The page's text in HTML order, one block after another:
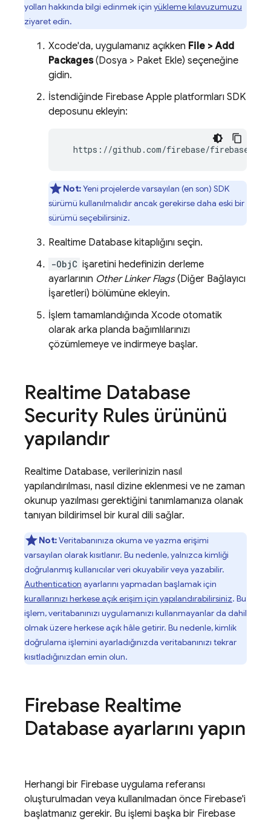
yolları hakkında bilgi edinmek için yükleme kılavuzumuzu
ziyaret edin.
Xcode'da, uygulamanız açıkken File > Add
Packages(Dosya > Paket Ekle) seçeneğine
gidin.
İstendiğinde Firebase Apple platformları SDK
deposunu ekleyin:
https://github.com/firebase/firebase-
Not:Yeni projelerde varsayılan (en son) SDK
sürümü kullanılmalıdır ancak gerekirse daha eski bir
sürümü seçebilirsiniz.
Realtime Database kitaplığını seçin.
-ObjC işaretini hedefinizin derleme
ayarlarının Other Linker Flags(Diğer Bağlayıcı
İşaretleri) bölümüne ekleyin.
İşlem tamamlandığında Xcode otomatik
olarak arka planda bağımlılarınızı
çözümlemeye ve indirmeye başlar.
Realtime Database
Security Rules ürününü
yapılandır
Realtime Database, verilerinizin nasıl
yapılandırılması, nasıl dizine eklenmesi ve ne zaman
okunup yazılması gerektiğini tanımlamanıza olanak
tanıyan bildirimsel bir kural dili sağlar.
Not:Veritabanınıza okuma ve yazma erişimi
varsayılan olarak kısıtlanır. Bu nedenle, yalnızca kimliği
doğrulanmış kullanıcılar veri okuyabilir veya yazabilir.
Authentication ayarlarını yapmadan başlamak için
kurallarınızı herkese açık erişim için yapılandırabilirsiniz. Bu
işlem, veritabanınızı uygulamanızı kullanmayanlar da dahil
olmak üzere herkese açık hâle getirir. Bu nedenle, kimlik
doğrulama işlemini ayarladığınızda veritabanınızı tekrar
kısıtladığınızdan emin olun.
Firebase Realtime
Database ayarlarını yapın
Herhangi bir Firebase uygulama referansı
oluşturulmadan veya kullanılmadan önce Firebase'i
başlatmanız gerekir. Bu işlemi başka bir Firebase